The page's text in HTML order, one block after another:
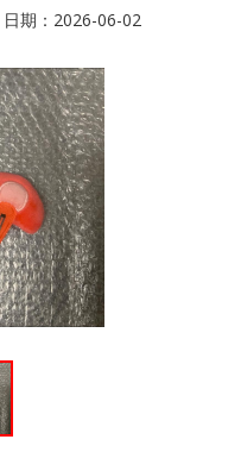
期：2026-06-02